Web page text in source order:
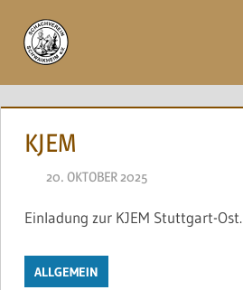
Inhalt
springen
KJEM
20. OKTOBER 2025
Einladung zur KJEM Stuttgart-Ost.
ALLGEMEIN